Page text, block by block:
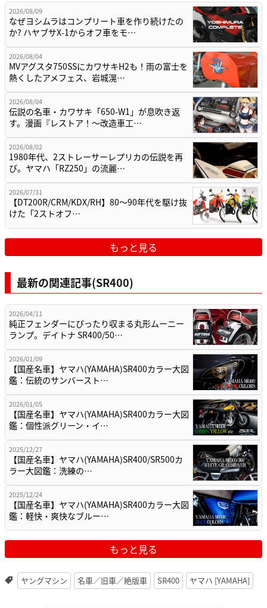
2026/08/09
なぜヨシムラはコンプリート車を作り続けたの
か? ハヤブサX-1からオフ車をモ…
2026/08/04
MVアグスタ750SSにカワサキH2も！雨の富士を
熱くしたアメフェス、岩城滉…
2026/08/04
伝説の名車・カワサキ「650-W1」が息吹き返
す。漫画『レストア！～改造車工…
2026/08/02
1980年代、2ストレーサーレプリカの伝説を再
び。ヤマハ「RZ250」の流麗…
2026/07/31
【DT200R/CRM/KDX/RH】80〜90年代を駆け抜
けた「2ストオフ…
もっと見る
最新の関連記事(SR400)
2026/04/11
純正フェンダーにぴったり収まる丸形ムーニー
ランプ。デイトナ SR400/50…
2026/01/09
【国産名車】ヤマハ(YAMAHA)SR400カラー大図
鑑：伝統のサンバースト…
2026/01/05
【国産名車】ヤマハ(YAMAHA)SR400カラー大図
鑑：個性派グリーン・イ…
2025/12/27
【国産名車】ヤマハ(YAMAHA)SR400/SR500カ
ラー大図鑑：洗練の…
2025/12/24
【国産名車】ヤマハ(YAMAHA)SR400カラー大図
鑑：軽快・爽快なブルー…
もっと見る
ヤングマシン 名車／旧車／絶版車 SR400 ヤマハ [YAMAHA]